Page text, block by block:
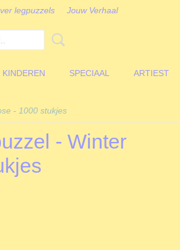
legpuzzels Jouw Verhaal
KINDEREN SPECIAAL ARTIEST
- 1000 stukjes
- Winter